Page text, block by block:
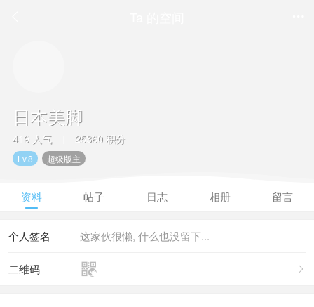
日本美脚
419 人气 | 25360 积分
Lv.8 超级版主
资料 帖子 日志 相册 留言
这家伙很懒, 什么也没留下...
个人签名


二维码